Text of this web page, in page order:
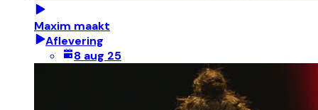
Maxim maakt
Aflevering
8 aug 25